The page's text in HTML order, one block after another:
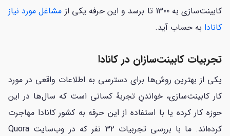
کابینت‌سازی به 1300 تا برسد و این حرفه یکی از
مشاغل مورد نیاز
کانادا به حساب آید.
تجربیات کابینت‌سازان در کانادا
یکی از بهترین روش‌ها برای دسترسی به اطلاعات واقعی در مورد
کار کابینت‌سازی، خواندنِ تجربهٔ کسانی است که سال‌ها در این
حوزه کار کرده یا با استفاده از این حرفه به کشور کانادا مهاجرت
کرده‌اند. ما با بررسی تجربیات ۳۲ نفر که در وب‌سایت Quora